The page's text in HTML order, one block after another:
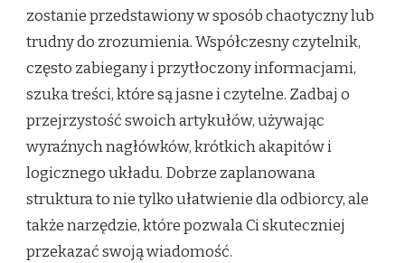
zostanie przedstawiony w sposób chaotyczny lub
trudny do zrozumienia. Współczesny czytelnik,
często zabiegany i przytłoczony informacjami,
szuka treści, które są jasne i czytelne. Zadbaj o
przejrzystość swoich artykułów, używając
wyraźnych nagłówków, krótkich akapitów i
logicznego układu. Dobrze zaplanowana
struktura to nie tylko ułatwienie dla odbiorcy, ale
także narzędzie, które pozwala Ci skuteczniej
przekazać swoją wiadomość.